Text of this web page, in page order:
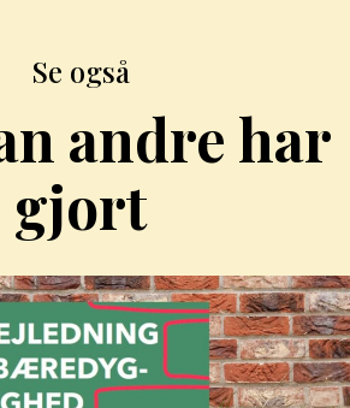
Se også
andre har
gjort